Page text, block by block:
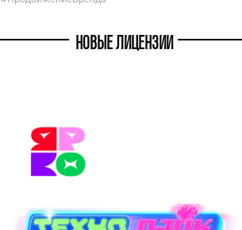
НОВЫЕ ЛИЦЕНЗИИ